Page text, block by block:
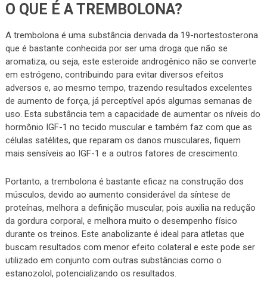
O QUE É A TREMBOLONA?
A trembolona é uma substância derivada da 19-nortestosterona
que é bastante conhecida por ser uma droga que não se
aromatiza, ou seja, este esteroide androgênico não se converte
em estrógeno, contribuindo para evitar diversos efeitos
adversos e, ao mesmo tempo, trazendo resultados excelentes
de aumento de força, já perceptível após algumas semanas de
uso. Esta substância tem a capacidade de aumentar os níveis do
hormônio IGF-1 no tecido muscular e também faz com que as
células satélites, que reparam os danos musculares, fiquem
mais sensíveis ao IGF-1 e a outros fatores de crescimento.
Portanto, a trembolona é bastante eficaz na construção dos
músculos, devido ao aumento considerável da síntese de
proteínas, melhora a definição muscular, pois auxilia na redução
da gordura corporal, e melhora muito o desempenho físico
durante os treinos. Este anabolizante é ideal para atletas que
buscam resultados com menor efeito colateral e este pode ser
utilizado em conjunto com outras substâncias como o
estanozolol, potencializando os resultados.